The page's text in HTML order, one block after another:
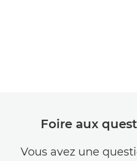
Foire aux
Vous avez une